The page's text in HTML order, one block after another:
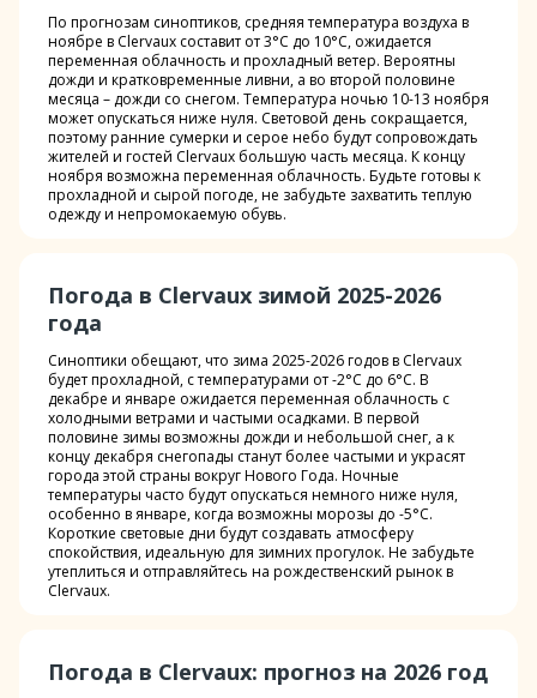
По прогнозам синоптиков, средняя температура воздуха в
ноябре в Clervaux составит от 3°C до 10°C, ожидается
переменная облачность и прохладный ветер. Вероятны
дожди и кратковременные ливни, а во второй половине
месяца – дожди со снегом. Температура ночью 10-13 ноября
может опускаться ниже нуля. Световой день сокращается,
поэтому ранние сумерки и серое небо будут сопровождать
жителей и гостей Clervaux большую часть месяца. К концу
ноября возможна переменная облачность. Будьте готовы к
прохладной и сырой погоде, не забудьте захватить теплую
одежду и непромокаемую обувь.
Погода в Clervaux зимой 2025-2026
года
Синоптики обещают, что зима 2025-2026 годов в Clervaux
будет прохладной, с температурами от -2°C до 6°C. В
декабре и январе ожидается переменная облачность с
холодными ветрами и частыми осадками. В первой
половине зимы возможны дожди и небольшой снег, а к
концу декабря снегопады станут более частыми и украсят
города этой страны вокруг Нового Года. Ночные
температуры часто будут опускаться немного ниже нуля,
особенно в январе, когда возможны морозы до -5°C.
Короткие световые дни будут создавать атмосферу
спокойствия, идеальную для зимних прогулок. Не забудьте
утеплиться и отправляйтесь на рождественский рынок в
Clervaux.
Погода в Clervaux: прогноз на 2026 год